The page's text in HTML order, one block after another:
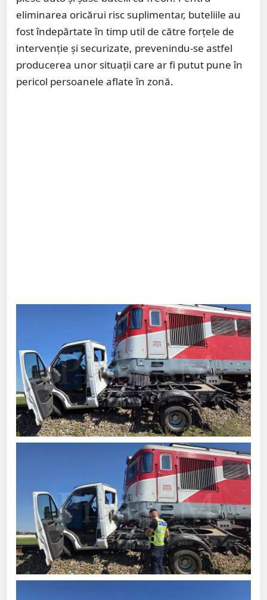
eliminarea oricărui risc suplimentar, buteliile au
fost îndepărtate în timp util de către forțele de
intervenție și securizate, prevenindu-se astfel
producerea unor situații care ar fi putut pune în
pericol persoanele aflate în zonă.